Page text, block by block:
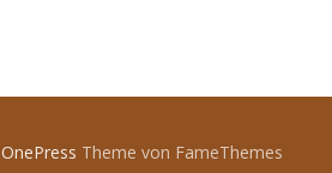
OnePress Theme von FameThemes